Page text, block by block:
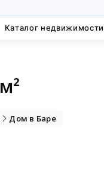
Каталог недвижимости
Дом в Баре